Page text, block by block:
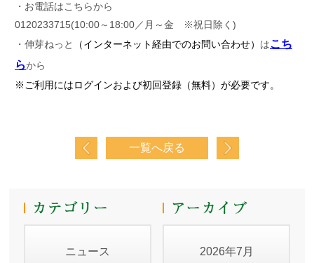
・お電話はこちらから
0120233715(10:00～18:00／月～金 ※祝日除く)
・伸芽ねっと
（インターネット経由でのお問い合わせ） はこち
らから
※ご利用にはログインおよび初回登録（無料）が必要です。
一覧へ戻る
ニュース 2026年7月